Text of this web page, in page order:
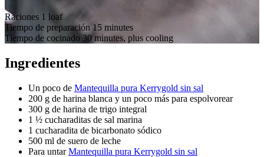
Raciones 1 loaf
Tiempo de preparación 15 minutes
Tiempo de cocinado 30 minutes, plus cooling
Ingredientes
Un poco de Mantequilla pura Kerrygold sin sal
200 g de harina blanca y un poco más para espolvorear
300 g de harina de trigo integral
1 ½ cucharaditas de sal marina
1 cucharadita de bicarbonato sódico
500 ml de suero de leche
Para untarMantequilla pura Kerrygold sin sal